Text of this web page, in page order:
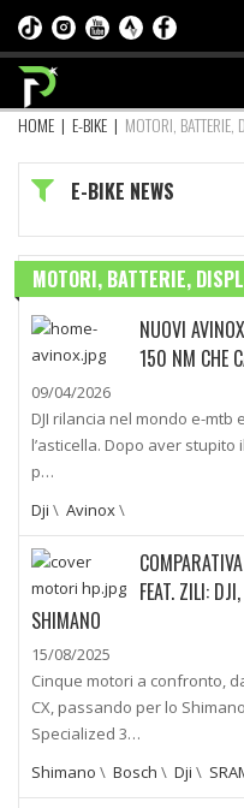
HOME | E-BIKE | MOTORI, BATTERIE,
E-BIKE NEWS
MOTORI, BATTERIE,
NUOVI
150 NM CHE
09/04/2026
DJI rilancia nel mondo e-
l’asticella. Dopo aver
p…
Dji \ Avinox\
FEAT. ZILI:
SHIMANO
15/08/2025
Cinque motori a confronto,
CX, passando per lo
Specialized 3…
Shimano \ Bosch \ Dji \